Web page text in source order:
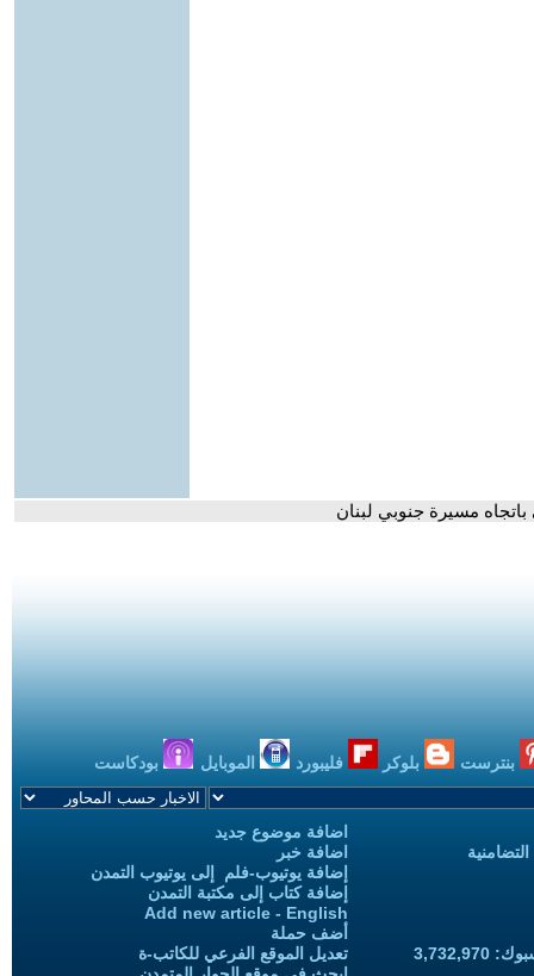
مسيرة جنوبي لبنان
بنترست بلوكر فليبورد الموبايل بودكاست
اضافة موضوع جديد
اضافة خبر
إضافة يوتيوب-فلم إلى يوتيوب التمدن
إضافة كتاب إلى مكتبة التمدن
Add new article - English
أضف حملة
تعديل الموقع الفرعي للكاتب-ة